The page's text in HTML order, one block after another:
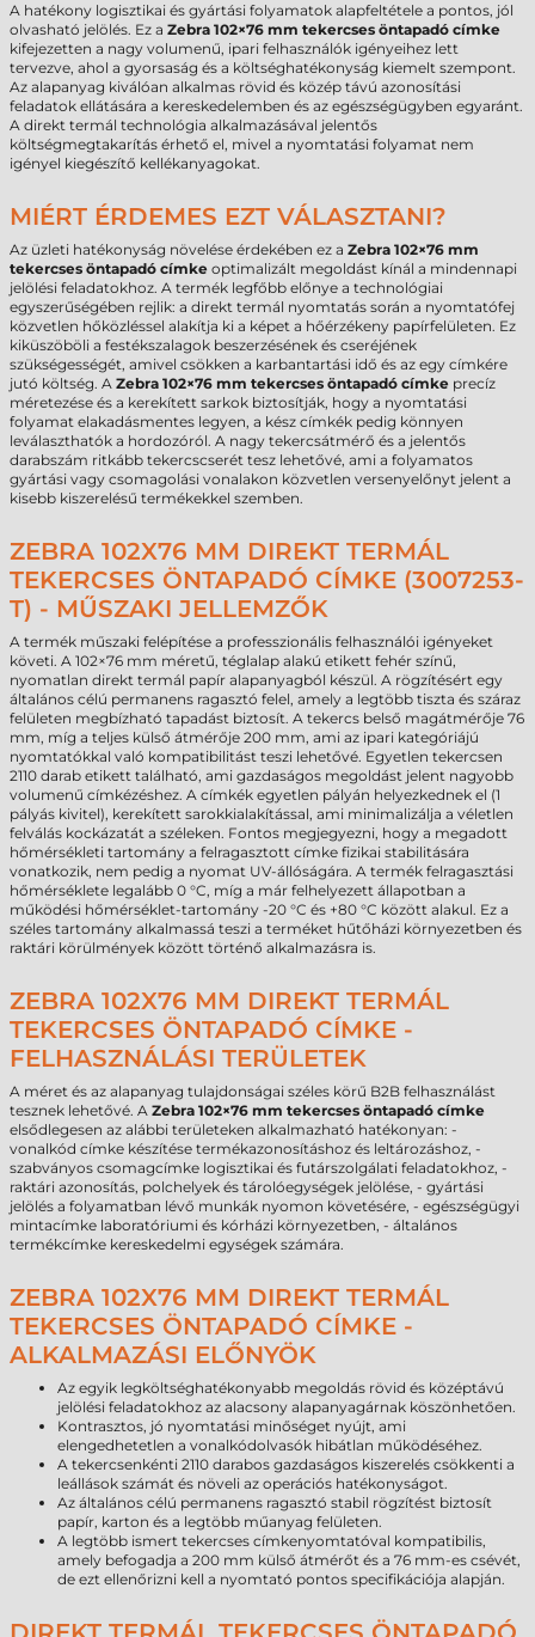
A hatékony logisztikai és gyártási folyamatok alapfeltétele a pontos, jól
olvasható jelölés. Ez a Zebra 102×76 mm tekercses öntapadó címke
kifejezetten a nagy volumenű, ipari felhasználók igényeihez lett
tervezve, ahol a gyorsaság és a költséghatékonyság kiemelt szempont.
Az alapanyag kiválóan alkalmas rövid és közép távú azonosítási
feladatok ellátására a kereskedelemben és az egészségügyben egyaránt.
A direkt termál technológia alkalmazásával jelentős
költségmegtakarítás érhető el, mivel a nyomtatási folyamat nem
igényel kiegészítő kellékanyagokat.
MIÉRT ÉRDEMES EZT VÁLASZTANI?
Az üzleti hatékonyság növelése érdekében ez a Zebra 102×76 mm
tekercses öntapadó címke optimalizált megoldást kínál a mindennapi
jelölési feladatokhoz. A termék legfőbb előnye a technológiai
egyszerűségében rejlik: a direkt termál nyomtatás során a nyomtatófej
közvetlen hőközléssel alakítja ki a képet a hőérzékeny papírfelületen. Ez
kiküszöböli a festékszalagok beszerzésének és cseréjének
szükségességét, amivel csökken a karbantartási idő és az egy címkére
jutó költség. A Zebra 102×76 mm tekercses öntapadó címke precíz
méretezése és a kerekített sarkok biztosítják, hogy a nyomtatási
folyamat elakadásmentes legyen, a kész címkék pedig könnyen
leválaszthatók a hordozóról. A nagy tekercsátmérő és a jelentős
darabszám ritkább tekercscserét tesz lehetővé, ami a folyamatos
gyártási vagy csomagolási vonalakon közvetlen versenyelőnyt jelent a
kisebb kiszerelésű termékekkel szemben.
ZEBRA 102X76 MM DIREKT TERMÁL
TEKERCSES ÖNTAPADÓ CÍMKE (3007253-
T) - MŰSZAKI JELLEMZŐK
A termék műszaki felépítése a professzionális felhasználói igényeket
követi. A 102×76 mm méretű, téglalap alakú etikett fehér színű,
nyomatlan direkt termál papír alapanyagból készül. A rögzítésért egy
általános célú permanens ragasztó felel, amely a legtöbb tiszta és száraz
felületen megbízható tapadást biztosít. A tekercs belső magátmérője 76
mm, míg a teljes külső átmérője 200 mm, ami az ipari kategóriájú
nyomtatókkal való kompatibilitást teszi lehetővé. Egyetlen tekercsen
2110 darab etikett található, ami gazdaságos megoldást jelent nagyobb
volumenű címkézéshez. A címkék egyetlen pályán helyezkednek el (1
pályás kivitel), kerekített sarokkialakítással, ami minimalizálja a véletlen
felválás kockázatát a széleken. Fontos megjegyezni, hogy a megadott
hőmérsékleti tartomány a felragasztott címke fizikai stabilitására
vonatkozik, nem pedig a nyomat UV-állóságára. A termék felragasztási
hőmérséklete legalább 0 °C, míg a már felhelyezett állapotban a
működési hőmérséklet-tartomány -20 °C és +80 °C között alakul. Ez a
széles tartomány alkalmassá teszi a terméket hűtőházi környezetben és
raktári körülmények között történő alkalmazásra is.
ZEBRA 102X76 MM DIREKT TERMÁL
TEKERCSES ÖNTAPADÓ CÍMKE -
FELHASZNÁLÁSI TERÜLETEK
A méret és az alapanyag tulajdonságai széles körű B2B felhasználást
tesznek lehetővé. A Zebra 102×76 mm tekercses öntapadó címke
elsődlegesen az alábbi területeken alkalmazható hatékonyan: -
vonalkód címke készítése termékazonosításhoz és leltározáshoz, -
szabványos csomagcímke logisztikai és futárszolgálati feladatokhoz, -
raktári azonosítás, polchelyek és tárolóegységek jelölése, - gyártási
jelölés a folyamatban lévő munkák nyomon követésére, - egészségügyi
mintacímke laboratóriumi és kórházi környezetben, - általános
termékcímke kereskedelmi egységek számára.
ZEBRA 102X76 MM DIREKT TERMÁL
TEKERCSES ÖNTAPADÓ CÍMKE -
ALKALMAZÁSI ELŐNYÖK
Az egyik legköltséghatékonyabb megoldás rövid és középtávú
jelölési feladatokhoz az alacsony alapanyagárnak köszönhetően.
Kontrasztos, jó nyomtatási minőséget nyújt, ami
elengedhetetlen a vonalkódolvasók hibátlan működéséhez.
A tekercsenkénti 2110 darabos gazdaságos kiszerelés csökkenti a
leállások számát és növeli az operációs hatékonyságot.
Az általános célú permanens ragasztó stabil rögzítést biztosít
papír, karton és a legtöbb műanyag felületen.
A legtöbb ismert tekercses címkenyomtatóval kompatibilis,
amely befogadja a 200 mm külső átmérőt és a 76 mm-es csévét,
de ezt ellenőrizni kell a nyomtató pontos specifikációja alapján.